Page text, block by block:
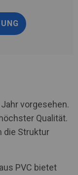
vorgesehen.
Qualität.
die Struktur
PVC bietet